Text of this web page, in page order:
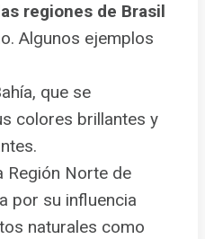
regiones de Brasil
Algunos ejemplos
que se
colores brillantes y
Región Norte de
por su influencia
naturales como